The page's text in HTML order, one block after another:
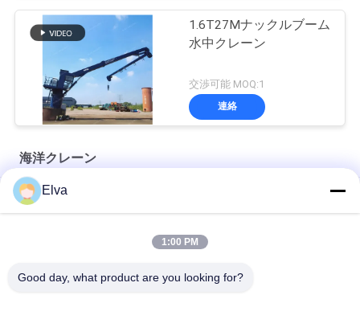
1.6T27Mナックルブーム
水中クレーン
交渉可能 MOQ:1
連絡
海洋クレーン
プレミアム OUCO マリン ワイヤー ロープ
Elva
1:00 PM
Good day, what product are you looking for?